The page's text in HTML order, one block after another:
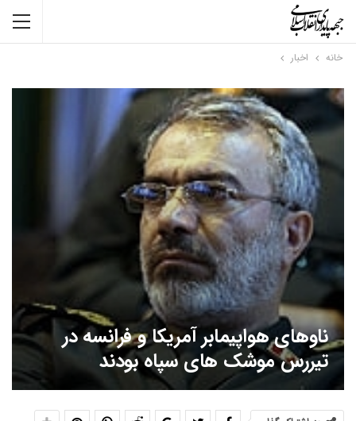
خانه اخبار
ناوهای هواپیمابر آمریکا و فرانسه در
تیررس موشک های سپاه بودند